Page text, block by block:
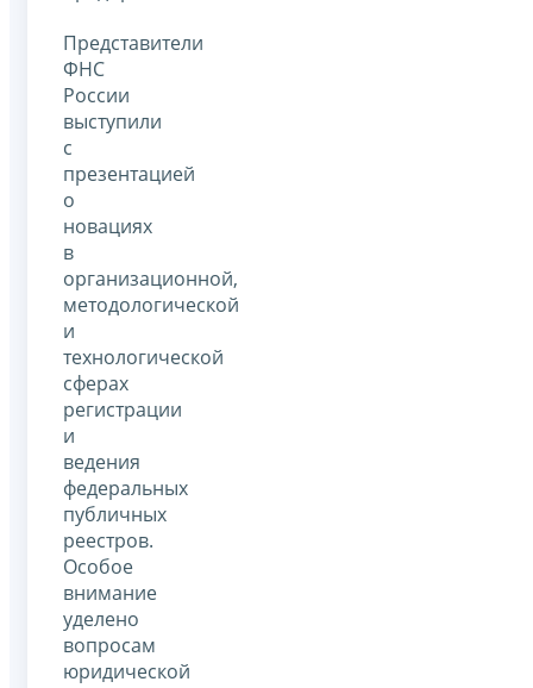
Представители
ФНС
России
выступили
с
презентацией
о
новациях
в
организационной,
методологической
и
технологической
сферах
регистрации
и
ведения
федеральных
публичных
реестров.
Особое
внимание
уделено
вопросам
юридической